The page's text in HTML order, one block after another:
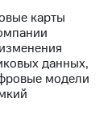
карты
данных,
модели